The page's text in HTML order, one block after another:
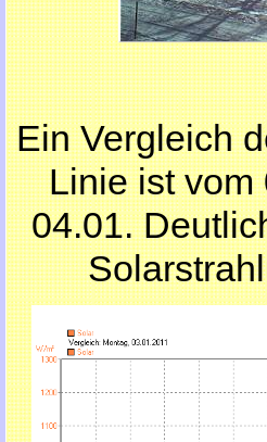
Ein Vergleich
Linie ist vom
04.01.